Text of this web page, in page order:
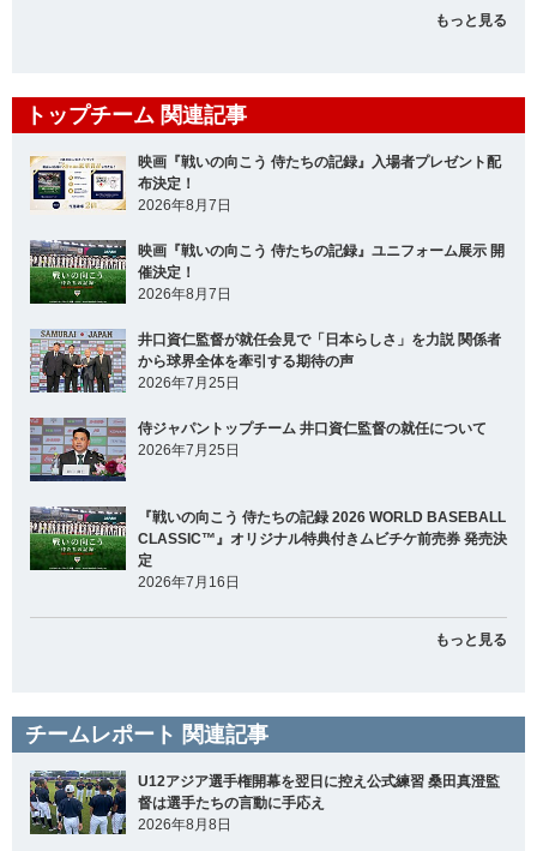
もっと見る
トップチーム 関連記事
映画『戦いの向こう 侍たちの記録』入場者プレゼント配
布決定！
2026年8月7日
映画『戦いの向こう 侍たちの記録』ユニフォーム展示 開
催決定！
2026年8月7日
井口資仁監督が就任会見で「日本らしさ」を力説 関係者
から球界全体を牽引する期待の声
2026年7月25日
侍ジャパントップチーム 井口資仁監督の就任について
2026年7月25日
『戦いの向こう 侍たちの記録 2026 WORLD BASEBALL
CLASSIC™』オリジナル特典付きムビチケ前売券 発売決
定
2026年7月16日
もっと見る
チームレポート 関連記事
U12アジア選手権開幕を翌日に控え公式練習 桑田真澄監
督は選手たちの言動に手応え
2026年8月8日